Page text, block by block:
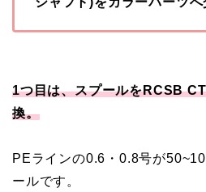
1つ目は、スプールをRCSB
換。
PEラインの0.6・0.8号が
ールです。